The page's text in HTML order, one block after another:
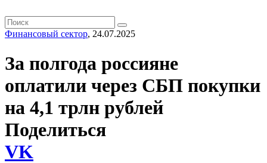
Финансовый сектор, 24.07.2025
За полгода россияне
оплатили через СБП покупки
на 4,1 трлн рублей
Поделиться
VK